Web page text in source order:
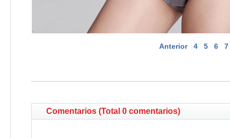
Anterior 4 5 6 7
Comentarios (Total 0 comentarios)